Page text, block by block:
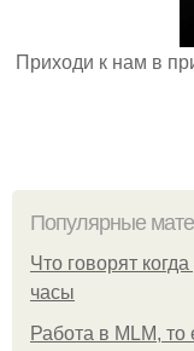
Приходи к нам в
Популярные
Что говорят
часы
Работа в MLM, то